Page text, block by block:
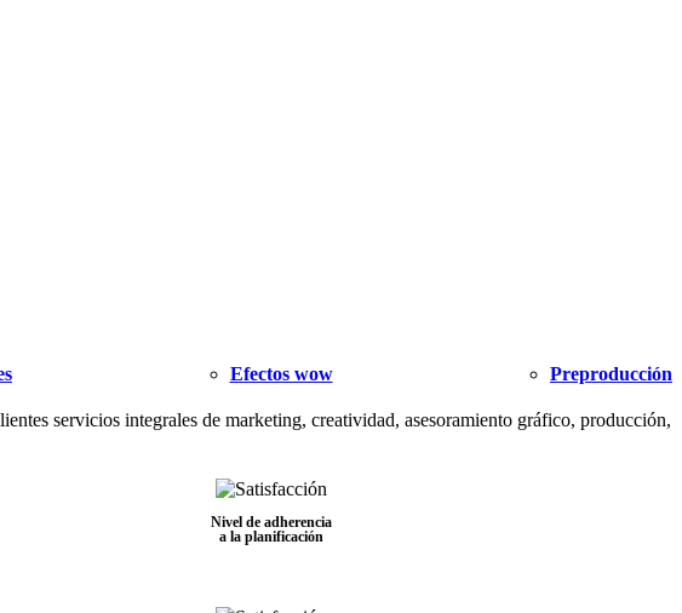
Efectos wow Preproducción
servicios integrales de marketing, creatividad, asesoramiento gráfico, producción,
Nivel de adherencia
a la planificación